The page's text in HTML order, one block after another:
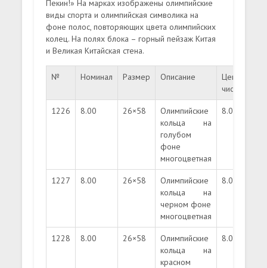
Пекин!» На марках изображены олимпийские
виды спорта и олимпийская символика на
фоне полос, повторяющих цвета олимпийских
колец. На полях блока – горный пейзаж Китая
и Великая Китайская стена.
№ Номинал Размер Описание
Цена
чист.
1226 8.00 26×58
Олимпийские
кольца на
голубом
фоне
многоцветная
8.00
1227 8.00 26×58
Олимпийские
кольца на
черном фоне
многоцветная
8.00
1228 8.00 26×58
Олимпийские
кольца на
красном
8.00